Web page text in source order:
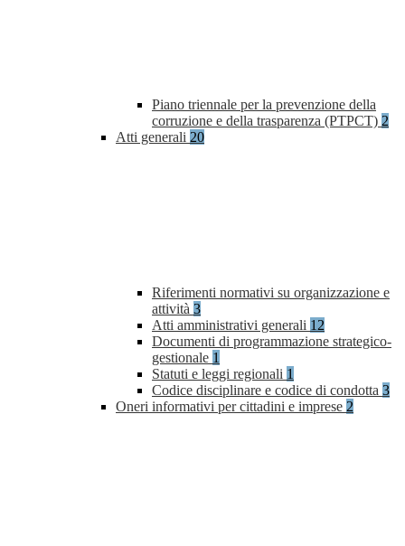
Piano triennale per la prevenzione della
corruzione e della trasparenza (PTPCT) 2
Atti generali 20
Riferimenti normativi su organizzazione e
attività 3
Atti amministrativi generali 12
Documenti di programmazione strategico-
gestionale 1
Statuti e leggi regionali 1
Codice disciplinare e codice di condotta 3
Oneri informativi per cittadini e imprese 2